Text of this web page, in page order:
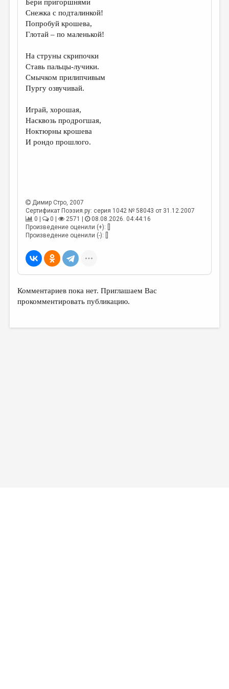
ДАЙДЖЕСТ
ПРОИЗВЕДЕНИЯ
ПЕРЕВОДЫ
КОНКУРСЫ
ДЕТСКАЯ КОМНАТА
КНИЖНАЯ ПОЛКА
ОБЗОР ЛИТЕРАТУРЫ
СТРАНИЦЫ ПАМЯТИ
РЕДКОЛЛЕГИЯ
ОТ РЕДАКЦИИ
МАЛАЯ ПРОЗА
ЭССЕИСТИКА
ЛИТЕРАТУРОВЕДЕНИЕ
КУЛЬТУРОВЕДЕНИЕ
ПУБЛИЦИСТИКА
Бери пригоршнями
Снежка с подталинкой!
Попробуй крошева,
Глотай – по маленькой!
На струны скрипочки
Ставь пальцы-лучики.
Смычком прилипчивым
Пургу озвучивай.
Играй, хорошая,
Насквозь продрогшая,
Ноктюрны крошева
И рондо прошлого.
Димир Стро, 2007
Сертификат Поэзия.ру: серия 1042 № 58043 от 31.12.2007
0 |
0 | 2571 |
08.08.2026. 04:44:16
Произведение оценили (+): []
Произведение оценили (-): []
Комментариев пока нет. Приглашаем Вас
прокомментировать публикацию.